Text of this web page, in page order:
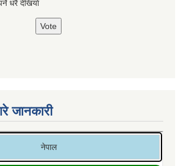
धरै देखियाे
जानकारी